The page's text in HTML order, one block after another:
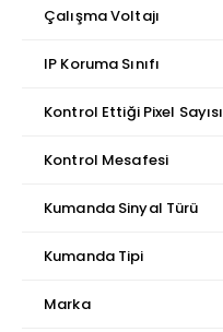
Çalışma Voltajı
IP Koruma Sınıfı
Kontrol Ettiği Pixel Sayısı
Kontrol Mesafesi
Kumanda Sinyal Türü
Kumanda Tipi
Marka